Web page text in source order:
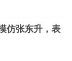
仿张东升，表